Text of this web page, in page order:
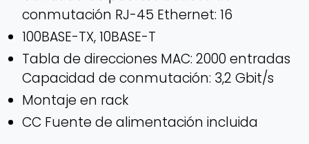
conmutación RJ-45 Ethernet: 16
100BASE-TX, 10BASE-T
Tabla de direcciones MAC: 2000 entradas
Capacidad de conmutación: 3,2 Gbit/s
Montaje en rack
CC Fuente de alimentación incluida